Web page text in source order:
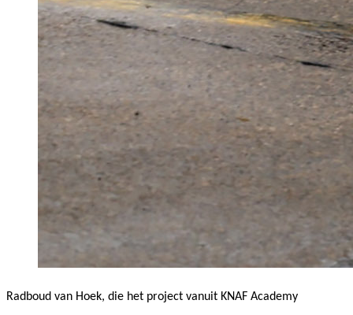
Radboud van Hoek, die het project vanuit KNAF Academy